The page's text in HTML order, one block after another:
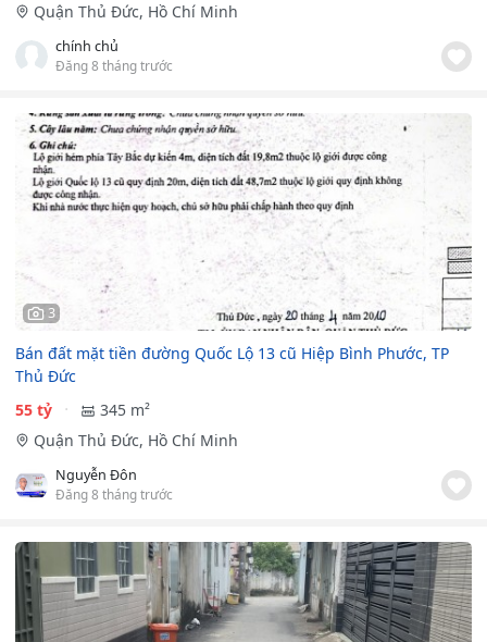
Quận Thủ Đức, Hồ Chí Minh
chính chủ
Đăng 8 tháng trước
3
Bán đất mặt tiền đường Quốc Lộ 13 cũ Hiệp Bình Phước, TP
Thủ Đức
55 tỷ
345 m²
Quận Thủ Đức, Hồ Chí Minh
Nguyễn Đôn
Đăng 8 tháng trước